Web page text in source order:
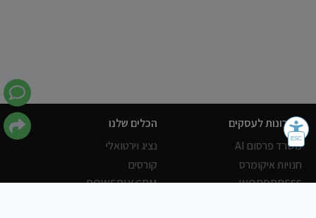
פתרונות לעסקים
משרד פרסום AI
חנויות איקומרס
WORDPRESS
הכלים שלנו
נציג וירטואלי
קורסים
POWERLY CRM